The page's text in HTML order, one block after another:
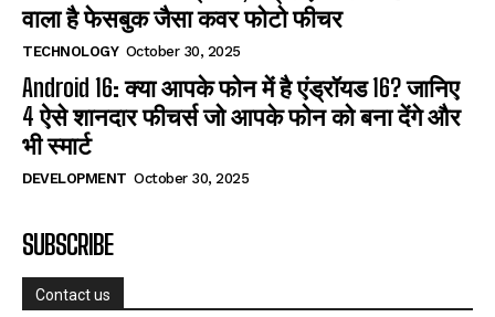
वाला है फेसबुक जैसा कवर फोटो फीचर
TECHNOLOGY October 30, 2025
Android 16: क्या आपके फोन में है एंड्रॉयड 16? जानिए
4 ऐसे शानदार फीचर्स जो आपके फोन को बना देंगे और
भी स्मार्ट
DEVELOPMENT October 30, 2025
SUBSCRIBE
Contact us